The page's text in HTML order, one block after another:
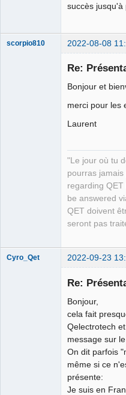
succès jusqu'à
scorpio810 2022-08-08
Re:
Bonjour et
merci pour les
Laurent
"Le jour où tu
pourras
regarding
be answered
QET doivent
seront pas
Cyro_Qet 2022-09-23
Re:
Bonjour,
cela fait
Qelectrotech
message sur le
On dit parfois
même si ce
présente:
Je suis en